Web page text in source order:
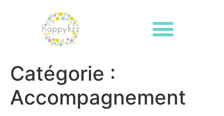
Catégorie :
Accompagnement